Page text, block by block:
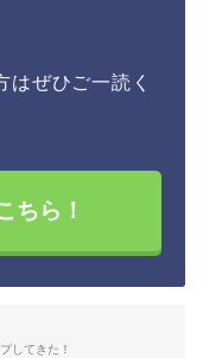
はぜひご一読く
ちら！
してきた！